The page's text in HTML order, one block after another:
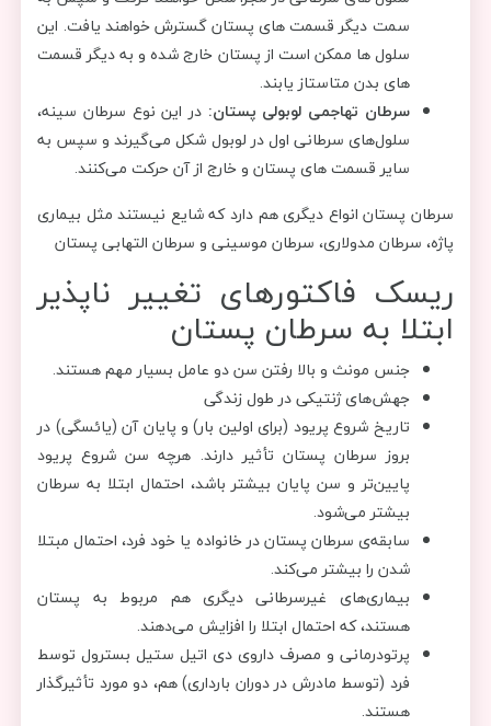
سمت دیگر قسمت های پستان گسترش خواهند یافت. این
سلول ها ممکن است از پستان خارج شده و به دیگر قسمت
های بدن متاستاز یابند.
سرطان تهاجمی لوبولی پستان: در این نوع سرطان سینه،
سلول‌های سرطانی اول در لوبول شکل می‌گیرند و سپس به
سایر قسمت های پستان و خارج از آن حرکت می‌کنند.
سرطان پستان انواع دیگری هم دارد که شایع نیستند مثل بیماری
پاژه، سرطان مدولاری، سرطان موسینی و سرطان التهابی پستان
ریسک فاکتورهای تغییر ناپذیر
ابتلا به سرطان پستان
جنس مونث و بالا رفتن سن دو عامل بسیار مهم هستند.
جهش‌های ژنتیکی در طول زندگی
تاریخ شروع پریود (برای اولین بار) و پایان آن (یائسگی) در
بروز سرطان پستان تأثیر دارند. هرچه سن شروع پریود
پایین‌تر و سن پایان بیشتر باشد، احتمال ابتلا به سرطان
بیشتر می‌شود.
سابقه‌ی سرطان پستان در خانواده یا خود فرد، احتمال مبتلا
شدن را بیشتر می‌کند.
بیماری‌های غیرسرطانی دیگری هم مربوط به پستان
هستند، که احتمال ابتلا را افزایش می‌دهند.
پرتودرمانی و مصرف داروی دی اتیل ستیل بسترول توسط
فرد (توسط مادرش در دوران بارداری) هم، دو مورد تأثیرگذار
هستند.